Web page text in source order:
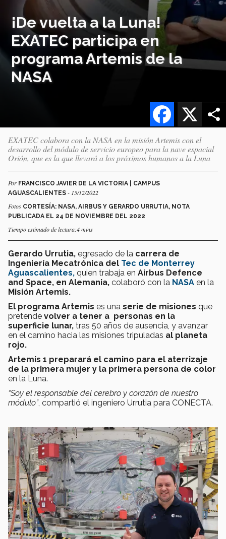
¡De vuelta a la Luna!
EXATEC participa en
programa Artemis de la
NASA
X
Facebook
EXATEC colabora con la NASA en la misión Artemis con el
desarrollo del módulo de servicio europeo para la nave espacial
Orión, que es la que llevará a los próximos humanos a la Luna
Por FRANCISCO JAVIER DE LA VICTORIA | CAMPUS
AGUASCALIENTES - 15/12/2022
Fotos CORTESÍA: NASA, AIRBUS Y GERARDO URRUTIA, NOTA
PUBLICADA EL 24 DE NOVIEMBRE DEL 2022
Tiempo estimado de lectura:4 mins
Gerardo Urrutia, egresado de la carrera de
Ingeniería Mecatrónica del Tec de Monterrey
Aguascalientes, quien trabaja en Airbus Defence
and Space, en Alemania, colaboró con la NASA en la
Misión Artemis.
El programa Artemis es una serie de misiones que
pretende volver a tener a personas en la
superficie lunar, tras 50 años de ausencia, y avanzar
en el camino hacia las misiones tripuladas al planeta
rojo.
Artemis 1 preparará el camino para el aterrizaje
de la primera mujer y la primera persona de color
en la Luna.
“Soy el responsable del cerebro y corazón de nuestro
módulo”, compartió el ingeniero Urrutia para CONECTA.